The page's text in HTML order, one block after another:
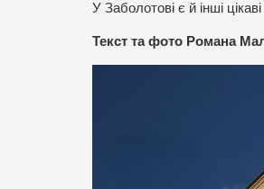
У Заболотові є й інші
Текст та фото Романа